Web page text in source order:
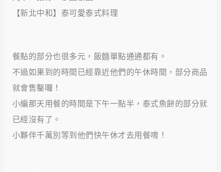
【新北中和】泰可愛泰式料理
餐點的部分也很多元，飯麵單點通通都有。
不過如果到的時間已經靠近他們的午休時間，部分商品
就會售鑿囉！
小編那天用餐的時間是下午一點半，泰式魚餅的部分就
已經沒有了。
小夥伴千萬別等到他們快午休才去用餐唷！